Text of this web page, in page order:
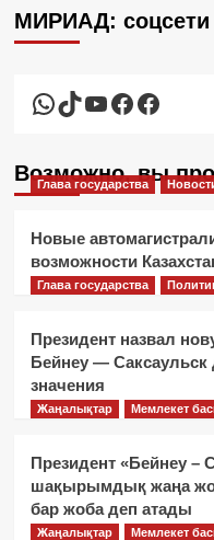
МИРИАД: соцсети
WhatsApp
TikTok
YouTube
Facebook
Возможно, вы
Глава государства
Новые
возможности
Глава государства
Президент назвал
Бейнеу — Саксаульск
значения
Жаңалықтар Мемлекет
Президент «Бейнеу –
шақырымдық жаңа
бар жоба деп атады
Жаңалықтар Мемлекет